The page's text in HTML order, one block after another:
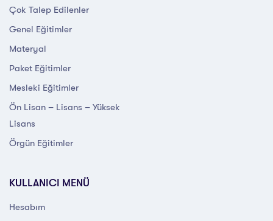
Çok Talep Edilenler
Genel Eğitimler
Materyal
Paket Eğitimler
Mesleki Eğitimler
Ön Lisan – Lisans – Yüksek
Lisans
Örgün Eğitimler
KULLANICI MENÜ
Hesabım